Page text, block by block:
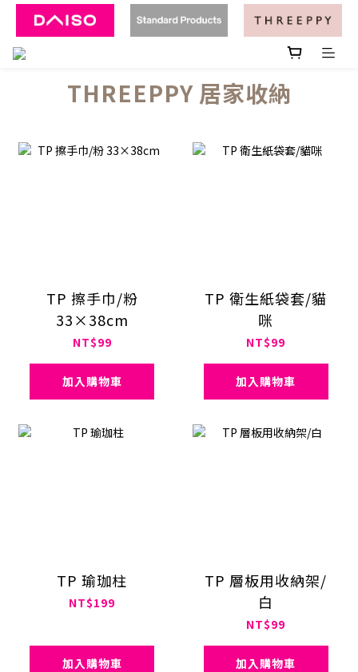
THREEPPY 居家收納
TP 擦手巾/粉
33×38cm
NT$99
加入購物車
TP 衛生紙袋套/貓
咪
NT$99
加入購物車
TP 瑜珈柱
NT$199
加入購物車
TP 層板用收納架/
白
NT$99
加入購物車